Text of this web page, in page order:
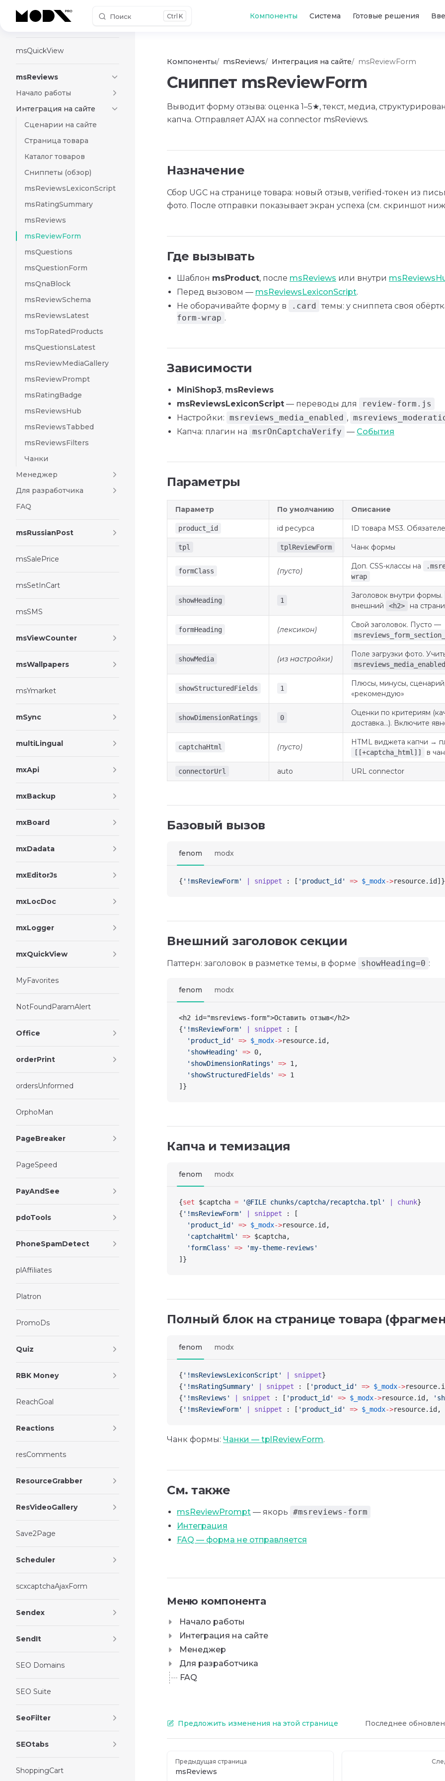
Skip to content Поиск K Компоненты Система Готовые решения
mspYaCassa
msQuickView
msReviews
Начало работы
Интеграция на сайте
Сценарии на сайте
Страница товара
Каталог товаров
Сниппеты (обзор)
msReviewsLexiconScript
msRatingSummary
msReviews
msReviewForm
msQuestions
msQuestionForm
msQnaBlock
msReviewSchema
msReviewsLatest
msTopRatedProducts
msQuestionsLatest
msReviewMediaGallery
msReviewPrompt
msRatingBadge
msReviewsHub
msReviewsTabbed
msReviewsFilters
Чанки
Менеджер
Для разработчика
FAQ
msRussianPost
msSalePrice
msSetInCart
msSMS
msViewCounter
msWallpapers
msYmarket
mSync
multiLingual
mxApi
mxBackup
mxBoard
mxDadata
mxEditorJs
mxLocDoc
mxLogger
mxQuickView
MyFavorites
NotFoundParamAlert
Office
orderPrint
ordersUnformed
OrphoMan
PageBreaker
PageSpeed
PayAndSee
pdoTools
PhoneSpamDetect
plAffiliates
Platron
PromoDs
Quiz
RBK Money
ReachGoal
Reactions
resComments
ResourceGrabber
ResVideoGallery
Save2Page
Scheduler
scxcaptchaAjaxForm
Sendex
SendIt
SEO Domains
SEO Suite
SeoFilter
SEOtabs
ShoppingCart
Компоненты msReviews Интеграция на сайте msReviewForm
Сниппет msReviewForm
Выводит форму отзыва: оценка 1–5★, текст, медиа,
капча. Отправляет AJAX на connector msReviews.
Назначение
Сбор UGC на странице товара: новый отзыв, verified-токен из
фото. После отправки показывает экран успеха (см. скриншот
Где вызывать
Шаблон msProduct, после msReviews или внутри
Перед вызовом — msReviewsLexiconScript.
Не оборачивайте форму в
.card темы: у сниппета своя
form-wrap .
Зависимости
MiniShop3, msReviews
msReviewsLexiconScript — переводы для
review-form.js
Настройки: msreviews_media_enabled ,
Капча: плагин на msrOnCaptchaVerify — События
Параметры
Параметр По умолчанию Описание
product_id id ресурса ID товара MS3.
tpl tplReviewForm Чанк формы
formClass (пусто)
Доп. CSS-классы на
wrap
showHeading 1
Заголовок внутри формы.
внешний
<h2> на
formHeading (лексикон)
Свой заголовок. Пусто —
showMedia (из настройки)
Поле загрузки фото.
msreviews_media_enabled
showStructuredFields 1
Плюсы, минусы,
«рекомендую»
showDimensionRatings 0
Оценки по критериям
доставка…). Включите
captchaHtml (пусто)
HTML виджета капчи →
[[+captcha_html]] в
connectorUrl auto URL connector
Базовый вызов
fenom modx
{ '!msReviewForm' | snippet : [ 'product_id' => $_modx->resource.id] }
Внешний заголовок секции
Паттерн: заголовок в разметке темы, в форме showHeading=0 :
fenom modx
<h2 id="msreviews-form">Оставить отзыв</h2>
{ '!msReviewForm' | snippet : [
  'product_id'
=> $_modx->resource.id,
  'showHeading'
=> 0,
  'showDimensionRatings'
=> 1,
  'showStructuredFields'
=> 1
] }
Капча и темизация
fenom modx
{set $captcha = '@FILE chunks/captcha/recaptcha.tpl' | chunk}
{ '!msReviewForm' | snippet : [
  'product_id'
=> $_modx->resource.id,
  'captchaHtml'
=> $captcha,
  'formClass'
=> 'my-theme-reviews'
] }
Полный блок на странице товара
fenom modx
{ '!msReviewsLexiconScript' | snippet}
{ '!msRatingSummary' | snippet : [ 'product_id' => $_modx->resource
{ '!msReviews' | snippet : [ 'product_id' => $_modx->resource.id,
{ '!msReviewForm' | snippet : [ 'product_id' => $_modx->resource.id,
Чанк формы: Чанки — tplReviewForm.
См. также
msReviewPrompt — якорь #msreviews-form
Интеграция
FAQ — форма не отправляется
Меню компонента
Начало работы
Интеграция на сайте
Менеджер
Для разработчика
FAQ
Предложить изменения на этой странице Последнее
Предыдущая страница
msReviews